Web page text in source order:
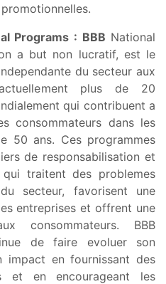
Programs : BBB National
a but non lucratif, est le
du secteur aux
plus de 20
qui contribuent a
consommateurs dans les
50 ans. Ces programmes
de responsabilisation et
traitent des problemes
secteur, favorisent une
entreprises et offrent une
consommateurs. BBB
de faire evoluer son
en fournissant des
et en encourageant les